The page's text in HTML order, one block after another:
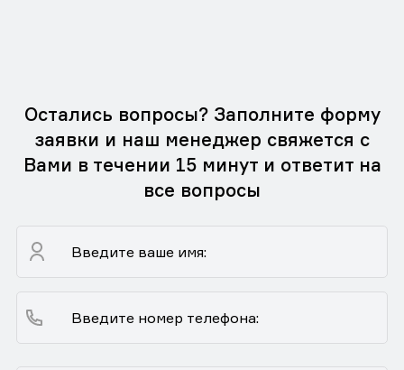
Остались вопросы? Заполните форму
заявки и наш менеджер свяжется с
Вами в течении 15 минут и ответит на
все вопросы